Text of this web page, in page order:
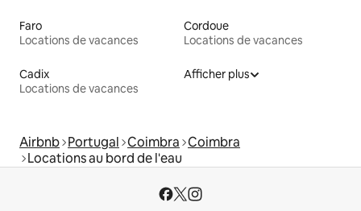
Faro
Locations de vacances
Cordoue
Locations de vacances
Cadix
Locations de vacances
Afficher plus
Airbnb Portugal Coimbra Coimbra
Locations au bord de l'eau